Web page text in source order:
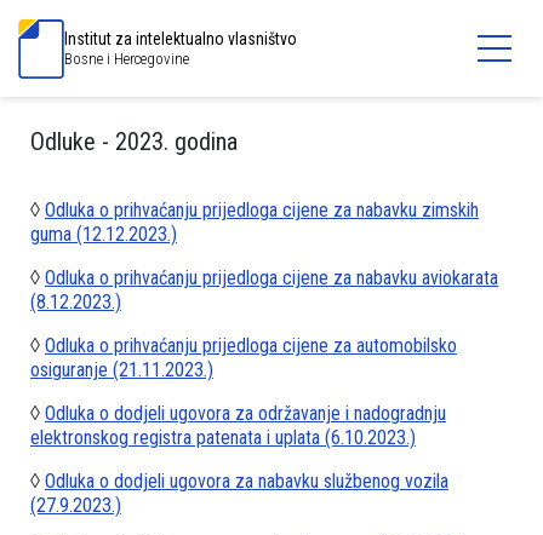
Institut za intelektualno vlasništvo
Bosne i Hercegovine
Odluke - 2023. godina
◊ Odluka o prihvaćanju prijedloga cijene za nabavku zimskih
guma (12.12.2023.)
◊ Odluka o prihvaćanju prijedloga cijene za nabavku aviokarata
(8.12.2023.)
◊ Odluka o prihvaćanju prijedloga cijene za automobilsko
osiguranje (21.11.2023.)
◊ Odluka o dodjeli ugovora za održavanje i nadogradnju
elektronskog registra patenata i uplata (6.10.2023.)
◊ Odluka o dodjeli ugovora za nabavku službenog vozila
(27.9.2023.)